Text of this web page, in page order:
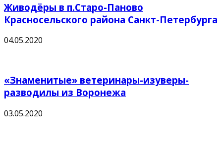
Живодёры в п.Старо-Паново
Красносельского района Санкт-Петербурга
04.05.2020
«Знаменитые» ветеринары-изуверы-
разводилы из Воронежа
03.05.2020